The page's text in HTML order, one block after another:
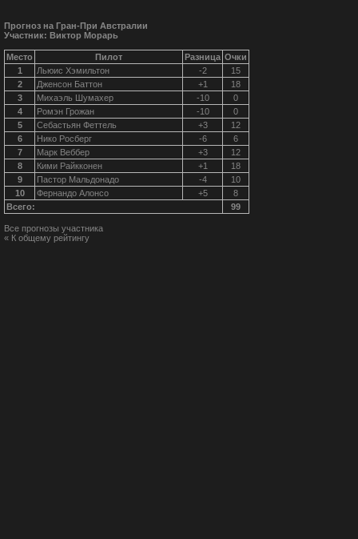
Прогноз на Гран-При Австралии
Участник: Виктор Морарь
Место Пилот Разница Очки
1
Льюис Хэмильтон -2
15
2
Дженсон Баттон +1
18
3
Михаэль Шумахер -10
0
4
Ромэн Грожан -10
0
5
Себастьян Феттель +3
12
6
Нико Росберг -6
6
7
Марк Веббер +3
12
8
Кими Райкконен +1
18
9
Пастор Мальдонадо -4
10
10
Фернандо Алонсо +5
8
Всего:
99
Все прогнозы участника
« К общему рейтингу